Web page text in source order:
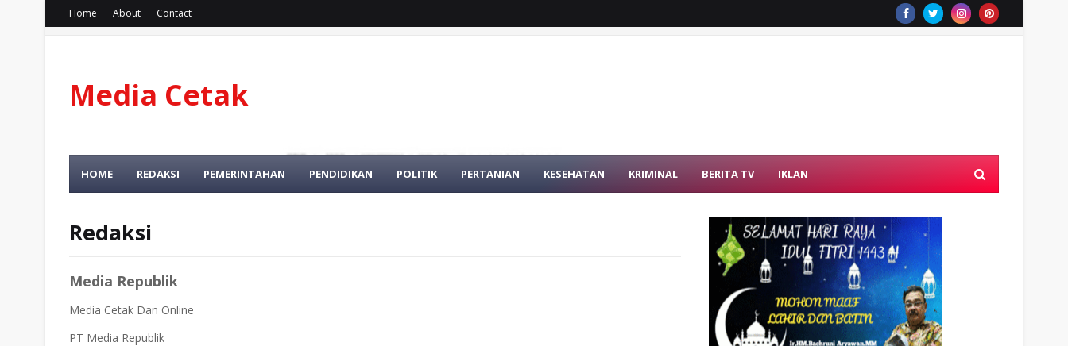
Home About Contact
Media Cetak
HOME REDAKSI PEMERINTAHAN PENDIDIKAN POLITIK PERTANIAN KESEHATAN KRIMINAL BERITA TV IKLAN
Redaksi
Media Republik
Media Cetak Dan Online
PT Media Republik